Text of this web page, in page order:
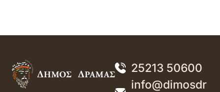
25213 50600
info@dimosdr